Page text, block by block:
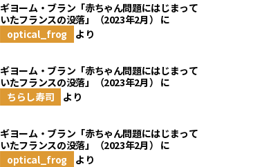
ギヨーム・ブラン「赤ちゃん問題にはじまって
いたフランスの没落」（2023年2月） に
optical_frog
より
ギヨーム・ブラン「赤ちゃん問題にはじまって
いたフランスの没落」（2023年2月） に
ちらし寿司
より
ギヨーム・ブラン「赤ちゃん問題にはじまって
いたフランスの没落」（2023年2月） に
optical_frog
より